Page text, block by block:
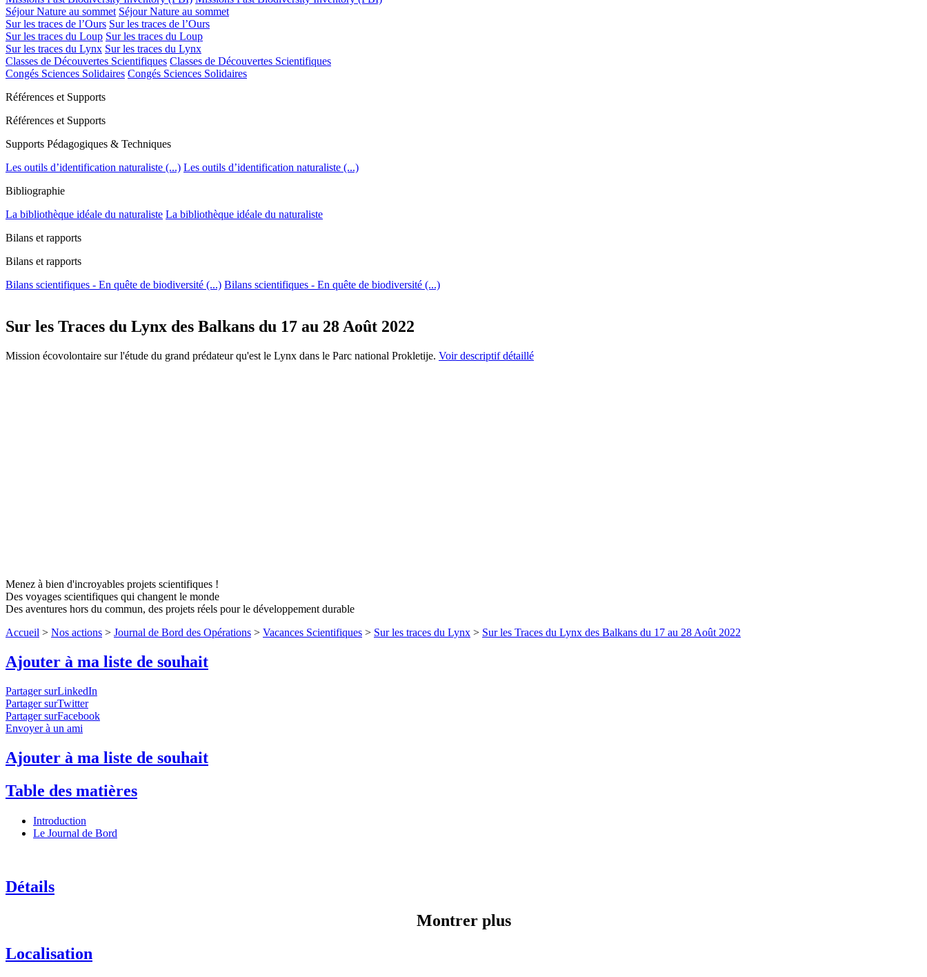
Séjour Nature au sommet Séjour Nature au sommet
Sur les traces de l’Ours Sur les traces de l’Ours
Sur les traces du Loup Sur les traces du Loup
Sur les traces du Lynx Sur les traces du Lynx
Classes de Découvertes Scientifiques Classes de Découvertes Scientifiques
Congés Sciences Solidaires Congés Sciences Solidaires
Références et Supports
Références et Supports
Supports Pédagogiques & Techniques
Les outils d’identification naturaliste (...) Les outils d’identification naturaliste (...)
Bibliographie
La bibliothèque idéale du naturaliste La bibliothèque idéale du naturaliste
Bilans et rapports
Bilans et rapports
Bilans scientifiques - En quête de biodiversité (...) Bilans scientifiques - En quête de biodiversité (...)
Sur les Traces du Lynx des Balkans du 17 au 28 Août 2022
Mission écovolontaire sur l'étude du grand prédateur qu'est le Lynx dans le Parc national Prokletije. Voir descriptif détaillé
Menez à bien d'incroyables projets scientifiques !
Des voyages scientifiques qui changent le monde
Des aventures hors du commun, des projets réels pour le développement durable
Accueil > Nos actions > Journal de Bord des Opérations > Vacances Scientifiques > Sur les traces du Lynx > Sur les Traces du Lynx des Balkans du 17 au 28 Août 2022
Ajouter à ma liste de souhait
Partager surLinkedIn
Partager surTwitter
Partager surFacebook
Envoyer à un ami
Ajouter à ma liste de souhait
Table des matières
Introduction
Le Journal de Bord
Détails
Montrer plus
Localisation